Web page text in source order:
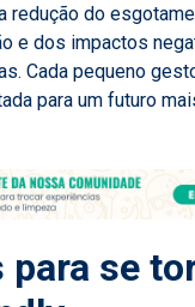
redução do
e dos impactos
Cada pequeno
para um futuro
para se